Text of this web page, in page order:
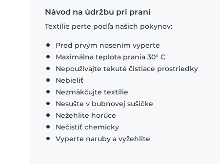
Návod na údržbu pri praní
Textílie perte podľa našich pokynov:
Pred prvým nosením vyperte
Maximálna teplota prania 30° C
Nepoužívajte tekuté čistiace prostriedky
Nebieliť
Nezmäkčujte textílie
Nesušte v bubnovej sušičke
Nežehlite horúce
Nečistiť chemicky
Vyperte naruby a vyžehlite